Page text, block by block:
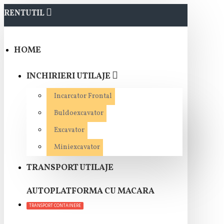
RENTUTIL
HOME
INCHIRIERI UTILAJE
Incarcator Frontal
Buldoexcavator
Excavator
Miniexcavator
TRANSPORT UTILAJE
AUTOPLATFORMA CU MACARA
TRANSPORT CONTAINERE